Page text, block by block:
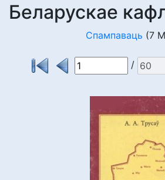
Беларускае
Спампаваць (7
/